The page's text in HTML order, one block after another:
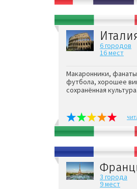
6 городов
16 мест
Макаронники, фанаты
футбола, хорошее
сохранённая культура.
3 города
9 мест